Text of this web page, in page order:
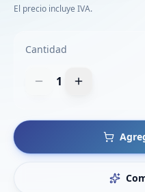
El precio incluye IVA.
Cantidad
1